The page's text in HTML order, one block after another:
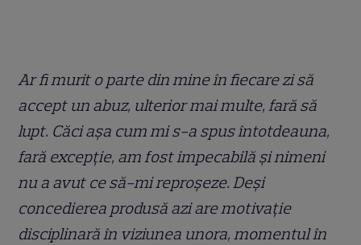
Ar fi murit o parte din mine în fiecare zi să
accept un abuz, ulterior mai multe, fară să
lupt. Căci așa cum mi s-a spus întotdeauna,
fară excepție, am fost impecabilă și nimeni
nu a avut ce să-mi reproșeze. Deși
concedierea produsă azi are motivație
disciplinară în viziunea unora, momentul în